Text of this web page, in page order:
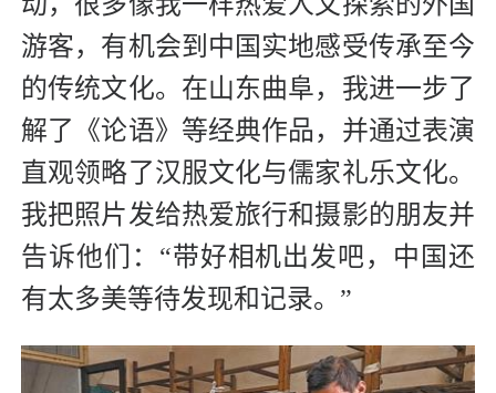
游客，有机会到中国实地感受传承至今
的传统文化。在山东曲阜，我进一步了
解了《论语》等经典作品，并通过表演
直观领略了汉服文化与儒家礼乐文化。
我把照片发给热爱旅行和摄影的朋友并
告诉他们：“带好相机出发吧，中国还
有太多美等待发现和记录。”